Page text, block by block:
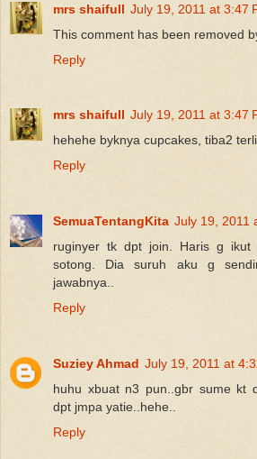
mrs shaifull July 19, 2011 at 3:47
This comment has been removed
Reply
mrs shaifull July 19, 2011 at 3:47
hehehe byknya cupcakes, tiba2
Reply
SemuaTentangKita July 19, 2011
ruginyer tk dpt join. Haris g ikut
sotong. Dia suruh aku g
jawabnya..
Reply
Suziey Ahmad July 19, 2011 at
huhu xbuat n3 pun..gbr sume kt
dpt jmpa yatie..hehe..
Reply